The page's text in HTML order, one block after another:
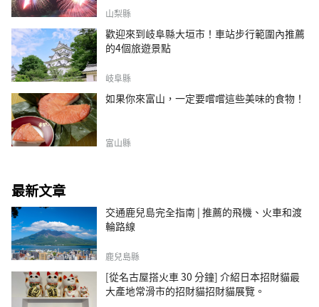
山梨縣
歡迎來到岐阜縣大垣市！車站步行範圍內推薦
的4個旅遊景點
岐阜縣
如果你來富山，一定要嚐嚐這些美味的食物！
富山縣
最新文章
交通鹿兒島完全指南 | 推薦的飛機、火車和渡
輪路線
鹿兒島縣
[從名古屋搭火車 30 分鐘] 介紹日本招財貓最
大產地常滑市的招財貓招財貓展覽。